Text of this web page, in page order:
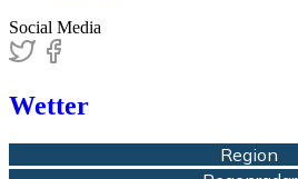
Social Media
Wetter
Region